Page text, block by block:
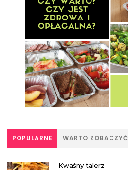
POPULARNE WARTO ZOBACZYĆ
Kwaśny talerz